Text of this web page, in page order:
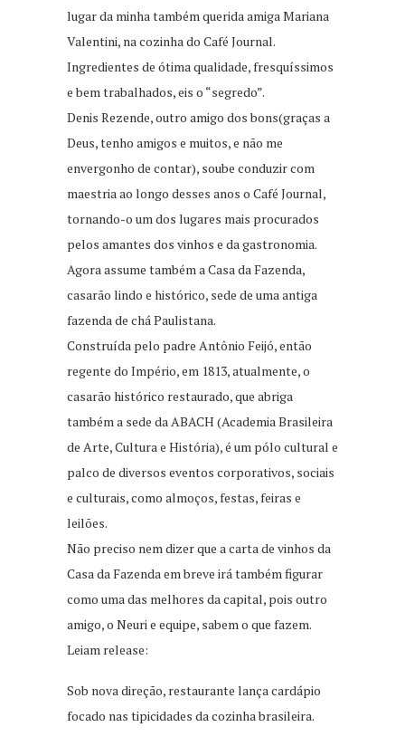
lugar da minha também querida amiga Mariana
Valentini, na cozinha do Café Journal.
Ingredientes de ótima qualidade, fresquíssimos
e bem trabalhados, eis o “segredo”.
Denis Rezende, outro amigo dos bons(graças a
Deus, tenho amigos e muitos, e não me
envergonho de contar), soube conduzir com
maestria ao longo desses anos o Café Journal,
tornando-o um dos lugares mais procurados
pelos amantes dos vinhos e da gastronomia.
Agora assume também a Casa da Fazenda,
casarão lindo e histórico, sede de uma antiga
fazenda de chá Paulistana.
Construída pelo padre Antônio Feijó, então
regente do Império, em 1813, atualmente, o
casarão histórico restaurado, que abriga
também a sede da ABACH (Academia Brasileira
de Arte, Cultura e História), é um pólo cultural e
palco de diversos eventos corporativos, sociais
e culturais, como almoços, festas, feiras e
leilões.
Não preciso nem dizer que a carta de vinhos da
Casa da Fazenda em breve irá também figurar
como uma das melhores da capital, pois outro
amigo, o Neuri e equipe, sabem o que fazem.
Leiam release:
Sob nova direção, restaurante lança cardápio
focado nas tipicidades da cozinha brasileira.